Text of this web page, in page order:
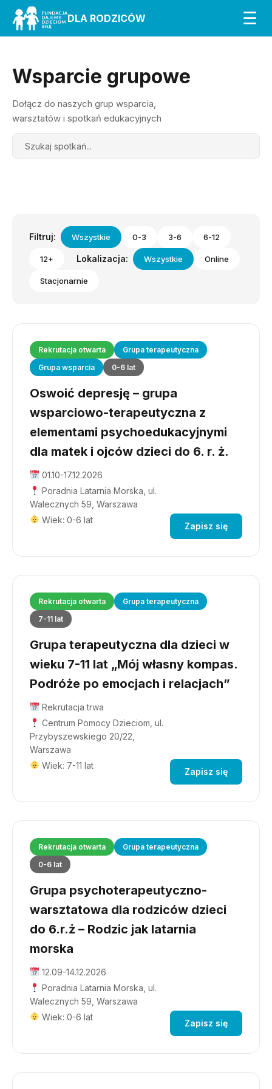
DLA RODZICÓW ☰
Wsparcie grupowe
Dołącz do naszych grup wsparcia,
warsztatów i spotkań edukacyjnych
Search
Filtruj: Wszystkie 0-3 3-6 6-12
12+ Lokalizacja: Wszystkie Online
Stacjonarnie
Rekrutacja otwarta
Grupa terapeutyczna
Grupa wsparcia
0-6 lat
Oswoić depresję – grupa
wsparciowo-terapeutyczna z
elementami psychoedukacyjnymi
dla matek i ojców dzieci do 6. r. ż.
01.10-17.12.2026
Poradnia Latarnia Morska, ul.
Walecznych 59, Warszawa
Wiek: 0-6 lat
Zapisz się
Rekrutacja otwarta
Grupa terapeutyczna
7-11 lat
Grupa terapeutyczna dla dzieci w
wieku 7-11 lat „Mój własny kompas.
Podróże po emocjach i relacjach”
Rekrutacja trwa
Centrum Pomocy Dzieciom, ul.
Przybyszewskiego 20/22,
Warszawa
Wiek: 7-11 lat
Zapisz się
Rekrutacja otwarta
Grupa terapeutyczna
0-6 lat
Grupa psychoterapeutyczno-
warsztatowa dla rodziców dzieci
do 6.r.ż – Rodzic jak latarnia
morska
12.09-14.12.2026
Poradnia Latarnia Morska, ul.
Walecznych 59, Warszawa
Wiek: 0-6 lat
Zapisz się